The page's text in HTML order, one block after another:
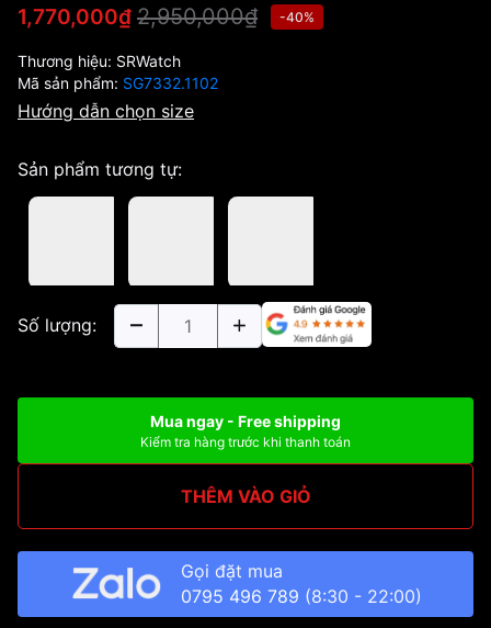
1,770,000₫ 2,950,000₫ -40%
Thương hiệu: SRWatch
Mã sản phẩm: SG7332.1102
Hướng dẫn chọn size
Sản phẩm tương tự:
Số lượng:
Mua ngay - Free shipping
Kiểm tra hàng trước khi thanh toán
THÊM VÀO GIỎ
Gọi đặt mua
0795 496 789 (8:30 - 22:00)